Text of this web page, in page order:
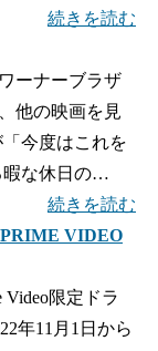
続きを読む
ーナーブラザ
他の映画を見
今度はこれを
暇な休日の…
続きを読む
VIDEO
Video限定ドラ
年11月1日から